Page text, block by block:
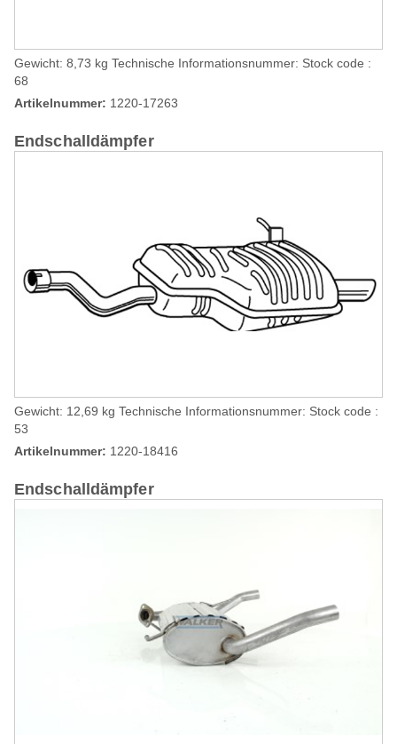
Gewicht: 8,73 kg Technische Informationsnummer: Stock code :
68
Artikelnummer: 1220-17263
Endschalldämpfer
Gewicht: 12,69 kg Technische Informationsnummer: Stock code :
53
Artikelnummer: 1220-18416
Endschalldämpfer